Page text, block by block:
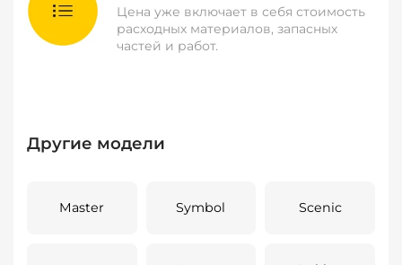
Цена уже включает в себя стоимость
расходных материалов, запасных
частей и работ.
Другие модели
Master Symbol Scenic